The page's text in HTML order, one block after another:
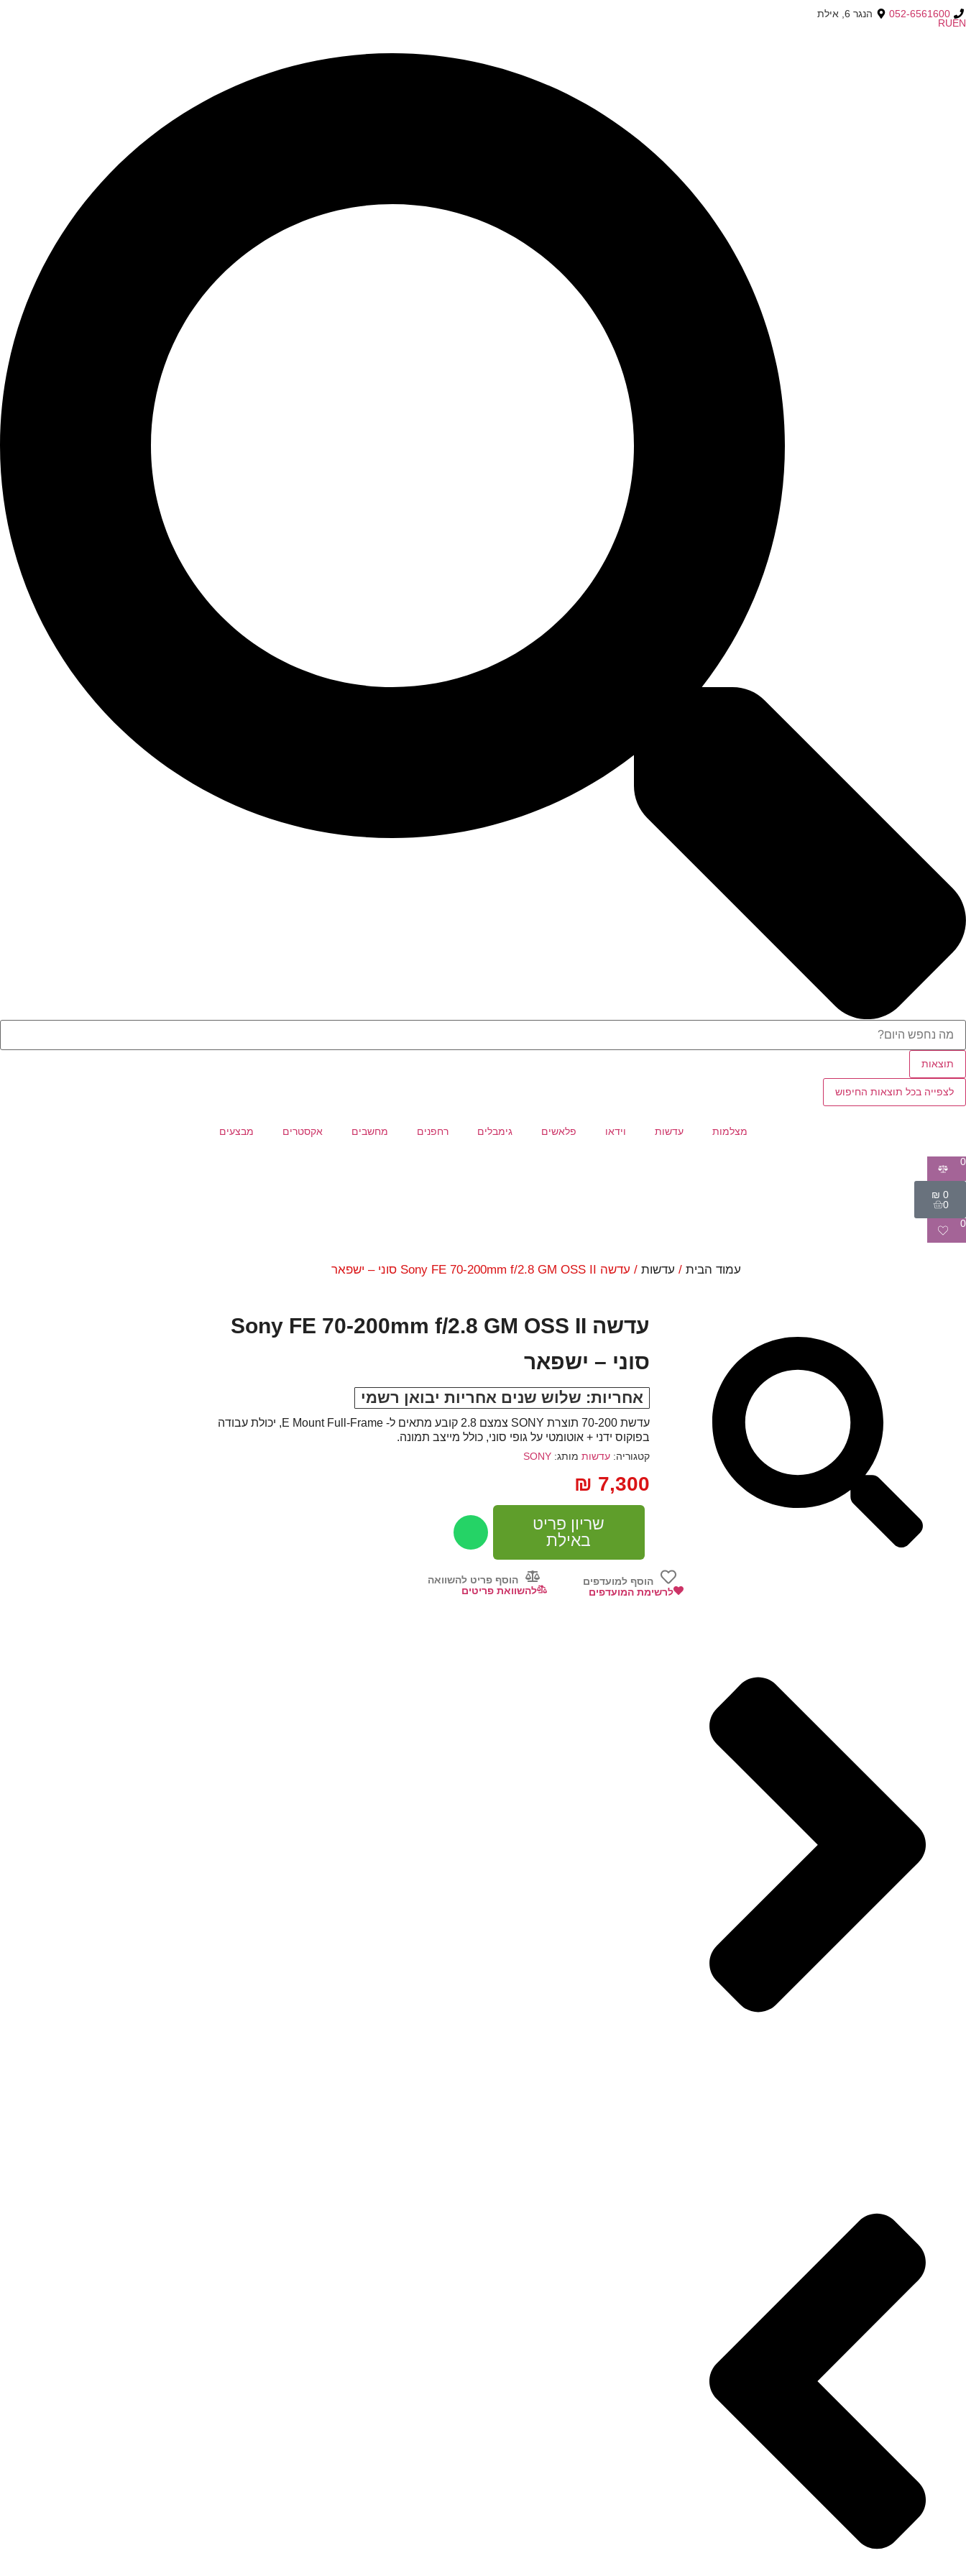
052-6561600
הנגר 6, אילת
EN
RU
תוצאות
לצפייה בכל תוצאות החיפוש
מצלמות עדשות וידאו פלאשים גימבלים רחפנים מחשבים אקסטרים מבצעים
0
₪ 0
0
0
עמוד הבית/ עדשות/ עדשה Sony FE 70-200mm f/2.8 GM OSS II סוני – ישפאר
עדשה Sony FE 70-200mm f/2.8 GM OSS II
סוני – ישפאר
אחריות: שלוש שנים אחריות יבואן רשמי
עדשת 70-200 תוצרת SONY
צמצם 2.8 קובע מתאים ל- E Mount Full-Frame, יכולת עבודה
בפוקוס ידני + אוטומטי על גופי סוני, כולל מייצב תמונה.
קטגוריה: עדשות מותג: SONY
₪ 7,300
שריון פריט
באילת
הוסף למועדפים
לרשימת המועדפים
הוסף פריט להשוואה
להשוואת פריטים